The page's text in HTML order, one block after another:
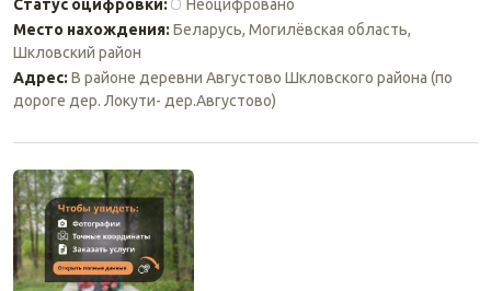
Статус оцифровки:
Неоцифровано
Место нахождения: Беларусь, Могилёвская область,
Шкловский район
Адрес: В районе деревни Августово Шкловского района (по
дороге дер. Локути- дер.Августово)